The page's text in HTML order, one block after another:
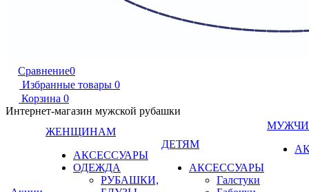
Сравнение0
Избранные товары 0
Корзина 0
Интернет-магазин мужской рубашки
ЖЕНЩИНАМ
АКСЕССУАРЫ
ОДЕЖДА
РУБАШКИ,
ДЕТЯМ
АКСЕССУАРЫ
Галстуки